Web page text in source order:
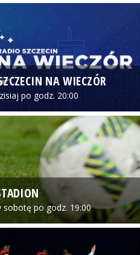
NA WIECZÓR
po godz. 20:00
sobotę po godz. 19:00